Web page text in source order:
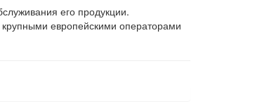
его продукции.
европейскими операторами